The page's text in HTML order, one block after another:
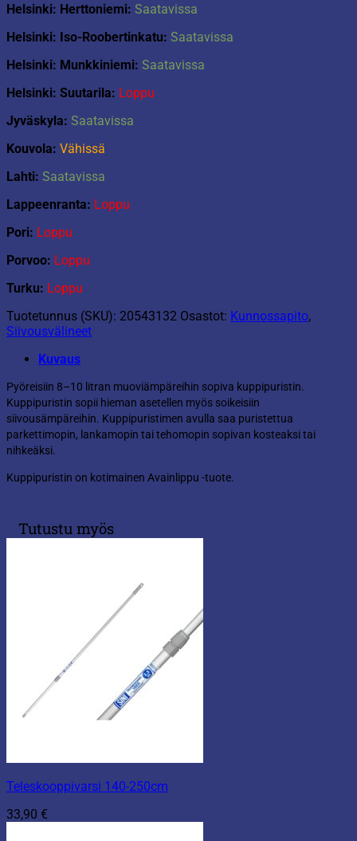
Helsinki: Herttoniemi: Saatavissa
Helsinki: Iso-Roobertinkatu: Saatavissa
Helsinki: Munkkiniemi: Saatavissa
Helsinki: Suutarila: Loppu
Jyväskyla: Saatavissa
Kouvola: Vähissä
Lahti: Saatavissa
Lappeenranta: Loppu
Pori: Loppu
Porvoo: Loppu
Turku: Loppu
Tuotetunnus (SKU): 20543132 Osastot: Kunnossapito,
Siivousvälineet
Kuvaus
Pyöreisiin 8–10 litran muoviämpäreihin sopiva kuppipuristin.
Kuppipuristin sopii hieman asetellen myös soikeisiin
siivousämpäreihin. Kuppipuristimen avulla saa puristettua
parkettimopin, lankamopin tai tehomopin sopivan kosteaksi tai
nihkeäksi.
Kuppipuristin on kotimainen Avainlippu -tuote.
Tutustu myös
Teleskooppivarsi 140-250cm
33,90 €